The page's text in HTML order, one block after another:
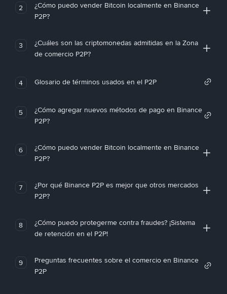
2
¿Cómo puedo vender Bitcoin localmente en Binance
P2P?
3
¿Cuáles son las criptomonedas admitidas en la Zona
de comercio P2P?
4 Glosario de términos usados en el P2P
5
¿Cómo agregar nuevos métodos de pago en Binance
P2P?
6
¿Cómo puedo vender Bitcoin localmente en Binance
P2P?
7
¿Por qué Binance P2P es mejor que otros mercados
P2P?
8
¿Cómo puedo protegerme contra fraudes? ¡Sistema
de retención en el P2P!
9
Preguntas frecuentes sobre el comercio en Binance
P2P